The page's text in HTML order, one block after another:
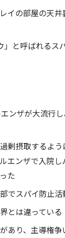
イの部屋の天
」と呼ばれるス
ンザが大流行
剰摂取するよ
エンザで入院
た
でスパイ防止活
とは違っている
あり、主導権争